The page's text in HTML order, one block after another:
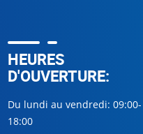
HEURES
D'OUVERTURE:
Du lundi au vendredi: 09:00-
18:00